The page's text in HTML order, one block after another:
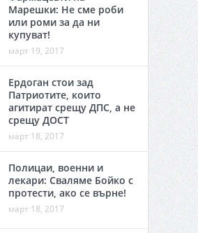
Марешки: Не сме роби
или роми за да ни
купуват!
март 19, 2017
Ердоган стои зад
Патриотите, които
агитират срещу ДПС, а не
срещу ДОСТ
март 18, 2017
Полицаи, военни и
лекари: Сваляме Бойко с
протести, ако се върне!
март 18, 2017